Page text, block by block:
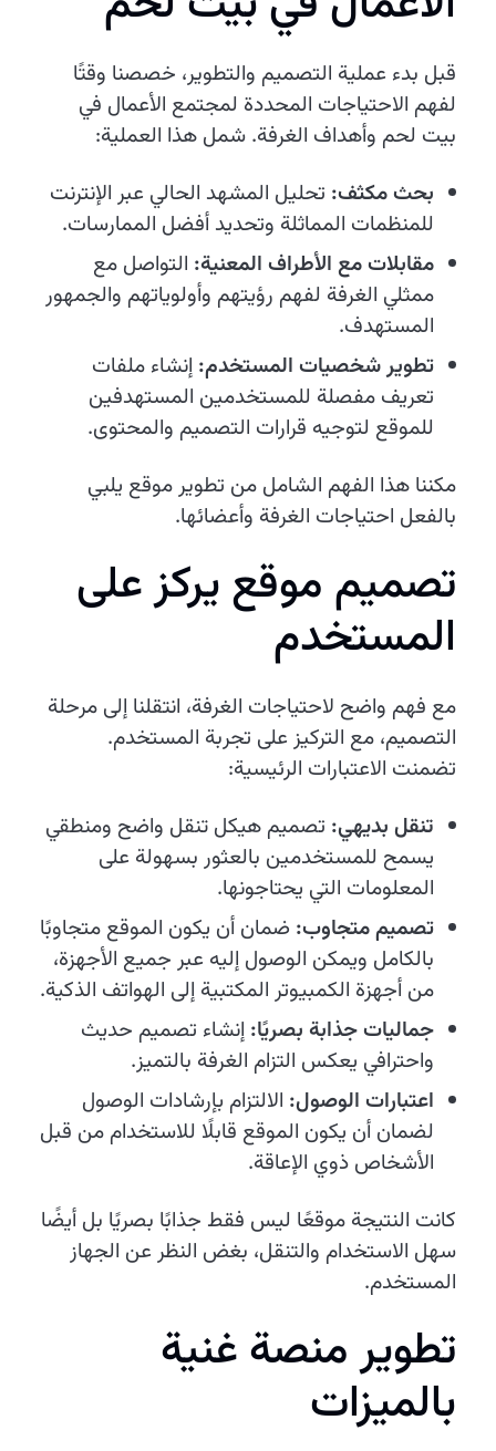
قبل بدء عملية التصميم والتطوير، خصصنا وقتًا
لفهم الاحتياجات المحددة لمجتمع الأعمال في
بيت لحم وأهداف الغرفة. شمل هذا العملية:
بحث مكثف: تحليل المشهد الحالي عبر الإنترنت
للمنظمات المماثلة وتحديد أفضل الممارسات.
مقابلات مع الأطراف المعنية: التواصل مع
ممثلي الغرفة لفهم رؤيتهم وأولوياتهم والجمهور
المستهدف.
تطوير شخصيات المستخدم: إنشاء ملفات
تعريف مفصلة للمستخدمين المستهدفين
للموقع لتوجيه قرارات التصميم والمحتوى.
مكننا هذا الفهم الشامل من تطوير موقع يلبي
بالفعل احتياجات الغرفة وأعضائها.
تصميم موقع يركز على
المستخدم
مع فهم واضح لاحتياجات الغرفة، انتقلنا إلى مرحلة
التصميم، مع التركيز على تجربة المستخدم.
تضمنت الاعتبارات الرئيسية:
تنقل بديهي: تصميم هيكل تنقل واضح ومنطقي
يسمح للمستخدمين بالعثور بسهولة على
المعلومات التي يحتاجونها.
تصميم متجاوب: ضمان أن يكون الموقع متجاوبًا
بالكامل ويمكن الوصول إليه عبر جميع الأجهزة،
من أجهزة الكمبيوتر المكتبية إلى الهواتف الذكية.
جماليات جذابة بصريًا: إنشاء تصميم حديث
واحترافي يعكس التزام الغرفة بالتميز.
اعتبارات الوصول: الالتزام بإرشادات الوصول
لضمان أن يكون الموقع قابلًا للاستخدام من قبل
الأشخاص ذوي الإعاقة.
كانت النتيجة موقعًا ليس فقط جذابًا بصريًا بل أيضًا
سهل الاستخدام والتنقل، بغض النظر عن الجهاز
المستخدم.
تطوير منصة غنية
بالميزات